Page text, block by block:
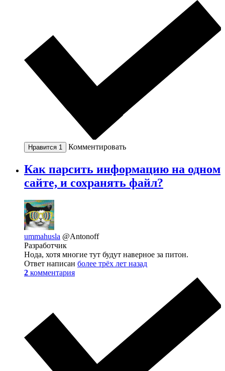
Нравится 1 Комментировать
Как парсить информацию на одном
сайте, и сохранять файл?
ummahusla @Antonoff
Разработчик
Нода, хотя многие тут будут наверное за питон.
Ответ написан более трёх лет назад
2 комментария